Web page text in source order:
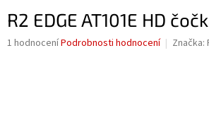
R2 EDGE AT101E HD
Průměrné
1 hodnoceníPodrobnosti hodnocení Značka: